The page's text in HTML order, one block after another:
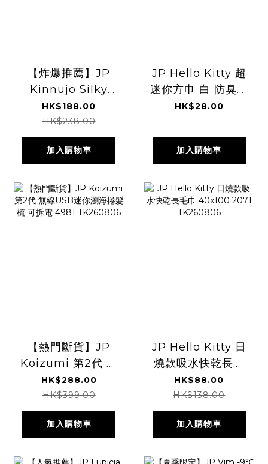
【炸爆推薦】JP
Kinnujo Silky
Brush 防靜電 絲綢
晶鑽摺疊梳 4580
TK260806
HK$188.00
HK$238.00
加入購物車
JP Hello Kitty 超
迷你方巾 白 防臭抗
菌 20x20 4546
HK$28.00
加入購物車
【熱門斷貨】JP
Koizumi 第2代 無
線USB迷你瀏海捲
髮梳 可拆電 4981
TK260806
HK$288.00
HK$399.00
加入購物車
JP Hello Kitty 日
燒款吸水快乾長毛
巾 40x100 2071
TK260806
HK$88.00
HK$138.00
加入購物車